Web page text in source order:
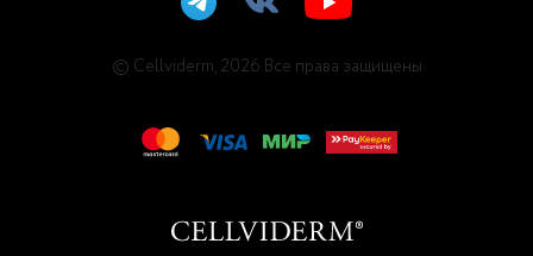
© Cellviderm, 2026 Все права защищены